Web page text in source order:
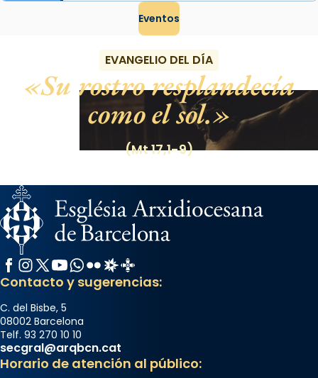
Eventos
EVANGELIO DEL DÍA
Su rostro resplandecía
como el sol.
(Mt 17,1-9)
Facebook
Instagram
X / Twitter
YouTube
WhatsApp
FlickrRadio Estel
Catalunya Cristiana
Contacto y sugerencias:
C. del Bisbe, 5
08002 Barcelona
Telf. 93 270 10 10
secgral@arqbcn.cat
Horario de atención al público: